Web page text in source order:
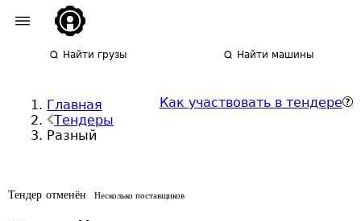
Найти грузы Найти машины
Главная
Тендеры
Разный
Как участвовать в тендере
Тендер отменён Несколько поставщиков